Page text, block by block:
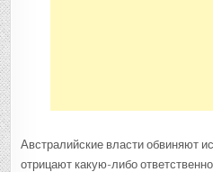
Австралийские власти обвиняют
отрицают какую-либо